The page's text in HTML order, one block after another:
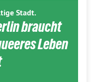
Stadt.
braucht
Leben